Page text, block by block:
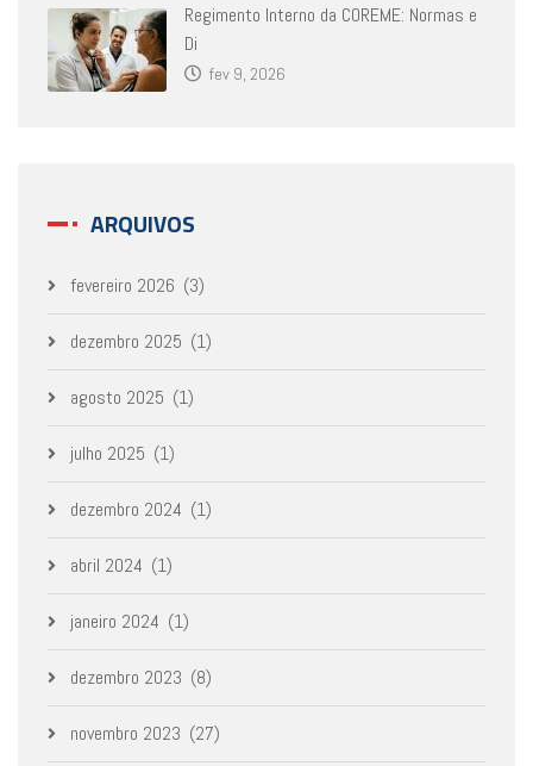
Regimento Interno da COREME: Normas e
Di
fev 9, 2026
ARQUIVOS
fevereiro 2026 (3)
dezembro 2025 (1)
agosto 2025 (1)
julho 2025 (1)
dezembro 2024 (1)
abril 2024 (1)
janeiro 2024 (1)
dezembro 2023 (8)
novembro 2023 (27)